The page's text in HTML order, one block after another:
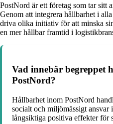
PostNord är ett företag som tar sitt
Genom att integrera hållbarhet i
driva olika initiativ för att minska
en mer hållbar framtid i
Vad innebär begreppet
PostNord?
Hållbarhet inom PostNord
socialt och miljömässigt ansvar
långsiktiga positiva effekter för